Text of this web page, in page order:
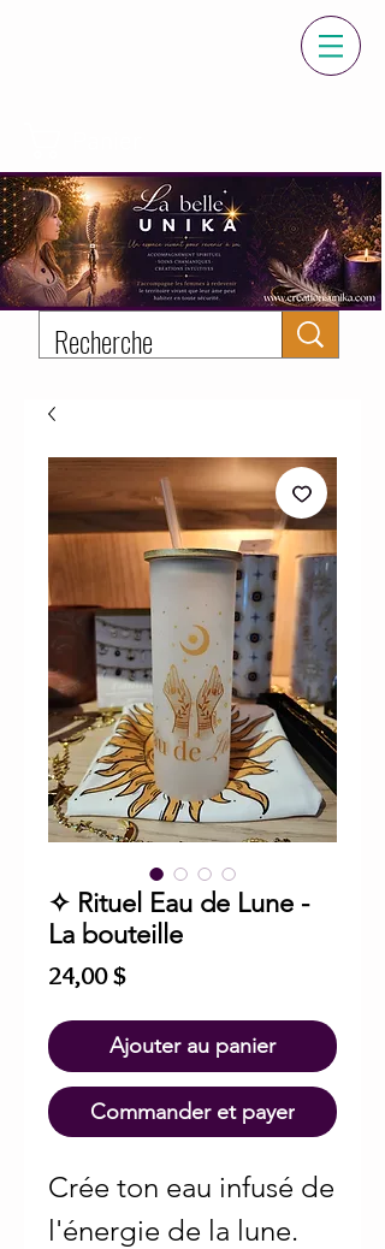
✧ Rituel Eau de Lune -
La bouteille
24,00 $Prix
Ajouter au panier
Commander et payer
Crée ton eau infusé de
l'énergie de la lune.